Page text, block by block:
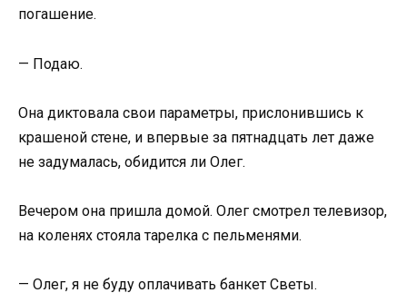
погашение.
— Подаю.
Она диктовала свои параметры, прислонившись к
крашеной стене, и впервые за пятнадцать лет даже
не задумалась, обидится ли Олег.
Вечером она пришла домой. Олег смотрел телевизор,
на коленях стояла тарелка с пельменями.
— Олег, я не буду оплачивать банкет Светы.